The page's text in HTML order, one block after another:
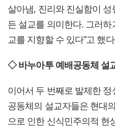
살아냄, 진리와 진실함이
든 설교를 의미한다. 그러
교를 지향할 수 있다”고 했
◇ 바누아투 예배공동체 설
이어서 두 번째로 발제한
공동체의 설교자들은 현대
으로 인한 신식민주의적 현